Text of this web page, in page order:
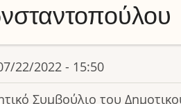
22/2022 - 15:50
Συμβούλιο του